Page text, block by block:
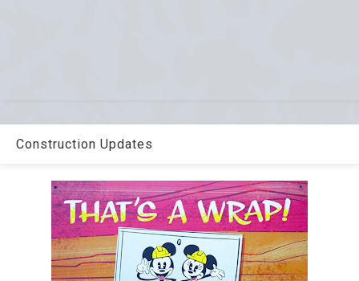
Construction Updates